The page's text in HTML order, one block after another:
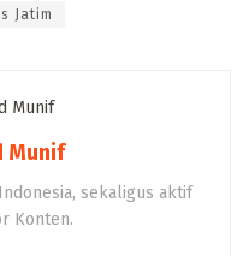
Jatim
Munif
sekaligus aktif
Konten.